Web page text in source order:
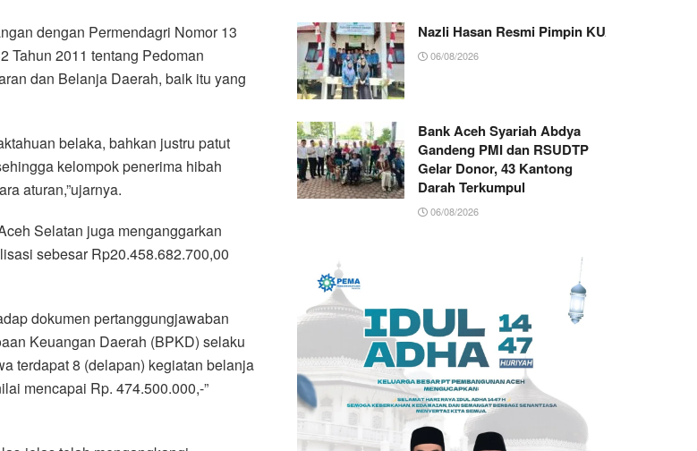
dengan Permendagri Nomor 13
Tahun 2011 tentang Pedoman
dan Belanja Daerah, baik itu yang
belaka, bahkan justru patut
kelompok penerima hibah
aturan,”ujarnya.
Selatan juga menganggarkan
sebesar Rp20.458.682.700,00
dokumen pertanggungjawaban
Keuangan Daerah (BPKD) selaku
terdapat 8 (delapan) kegiatan belanja
mencapai Rp. 474.500.000,-”
Nazli Hasan Resmi Pimpin KUA Jeumpa,
06/08/2026
Bank Aceh Syariah Abdya
Gandeng PMI dan RSUDTP
Gelar Donor, 43 Kantong
Darah Terkumpul
06/08/2026